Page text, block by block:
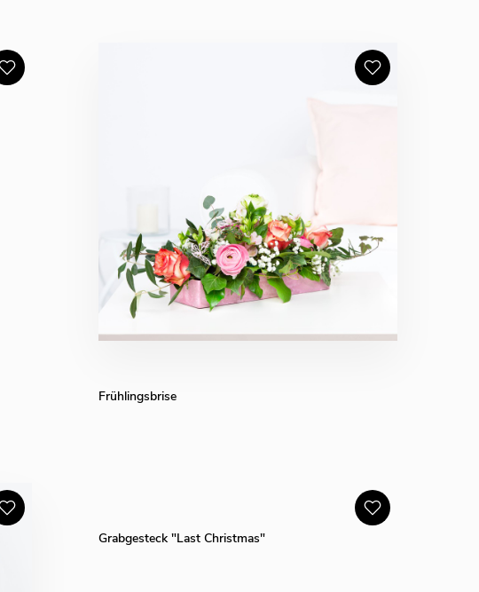
Frühlingsbrise
Grabgesteck "Last Christmas"